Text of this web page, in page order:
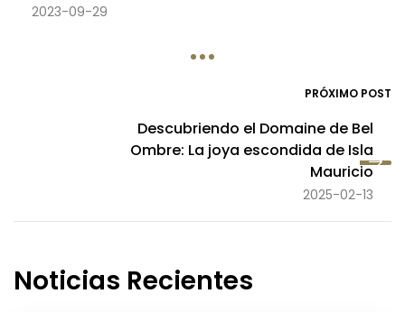
2023-09-29
PRÓXIMO POST
Descubriendo el Domaine de Bel
Ombre: La joya escondida de Isla
Mauricio
2025-02-13
Noticias Recientes